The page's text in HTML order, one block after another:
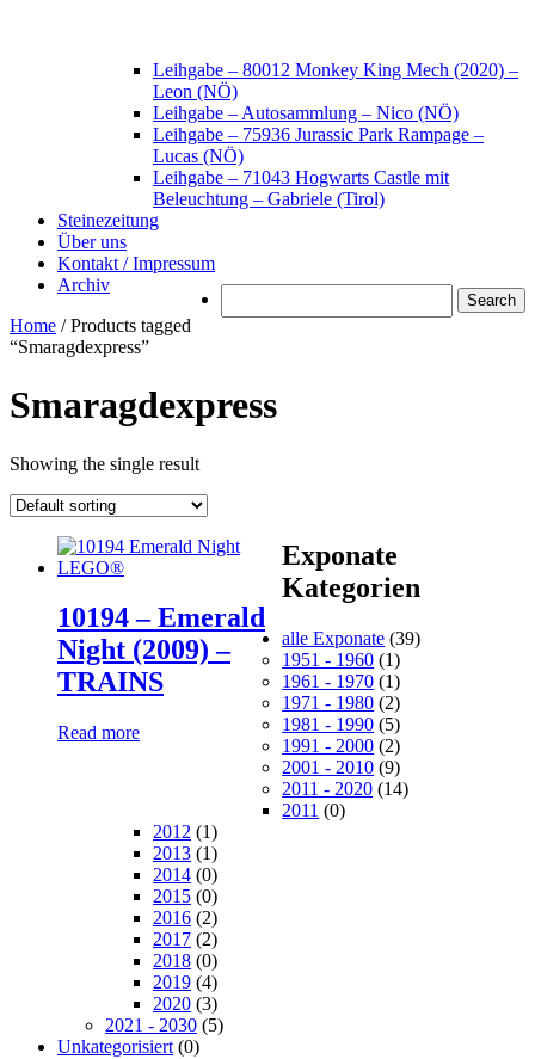
Leihgabe – 80012 Monkey King Mech (2020) –
Leon (NÖ)
Leihgabe – Autosammlung – Nico (NÖ)
Leihgabe – 75936 Jurassic Park Rampage –
Lucas (NÖ)
Leihgabe – 71043 Hogwarts Castle mit
Beleuchtung – Gabriele (Tirol)
Steinezeitung
Über uns
Kontakt / Impressum
Archiv
Home / Products tagged
“Smaragdexpress”
Smaragdexpress
Showing the single result
10194 – Emerald
Night (2009) –
TRAINS
Read more
Exponate
Kategorien
alle Exponate (39)
1951 - 1960 (1)
1961 - 1970 (1)
1971 - 1980 (2)
1981 - 1990 (5)
1991 - 2000 (2)
2001 - 2010 (9)
2011 - 2020 (14)
2011 (0)
2012 (1)
2013 (1)
2014 (0)
2015 (0)
2016 (2)
2017 (2)
2018 (0)
2019 (4)
2020 (3)
2021 - 2030 (5)
Unkategorisiert (0)